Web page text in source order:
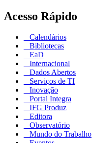
Acesso Rápido
Calendários
Bibliotecas
EaD
Internacional
Dados Abertos
Serviços de TI
Inovação
Portal Integra
IFG Produz
Editora
Observatório
Mundo do Trabalho